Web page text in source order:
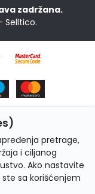
zadržana.
Selltico.
pretrage,
i ciljanog
Ako nastavite
sa korišćenjem